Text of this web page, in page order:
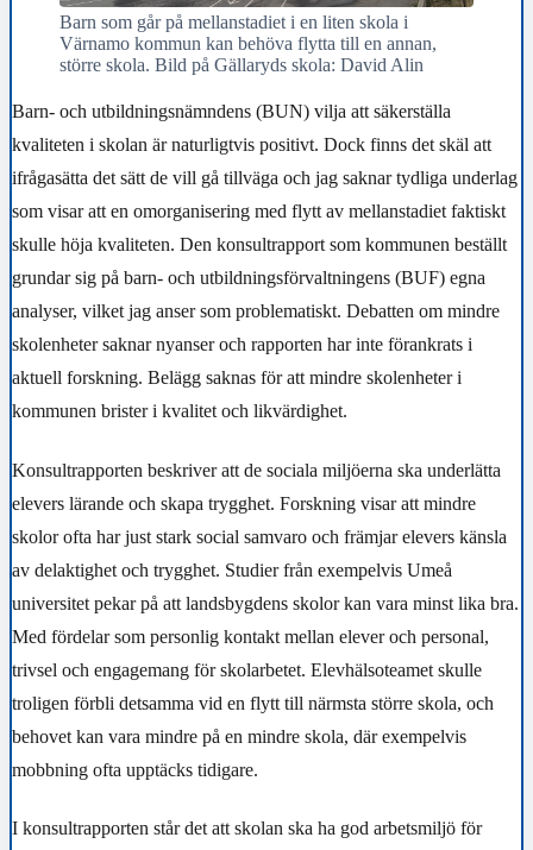
Barn som går på mellanstadiet i en liten skola i
Värnamo kommun kan behöva flytta till en annan,
större skola. Bild på Gällaryds skola: David Alin
Barn- och utbildningsnämndens (BUN) vilja att säkerställa
kvaliteten i skolan är naturligtvis positivt. Dock finns det skäl att
ifrågasätta det sätt de vill gå tillväga och jag saknar tydliga underlag
som visar att en omorganisering med flytt av mellanstadiet faktiskt
skulle höja kvaliteten. Den konsultrapport som kommunen beställt
grundar sig på barn- och utbildningsförvaltningens (BUF) egna
analyser, vilket jag anser som problematiskt. Debatten om mindre
skolenheter saknar nyanser och rapporten har inte förankrats i
aktuell forskning. Belägg saknas för att mindre skolenheter i
kommunen brister i kvalitet och likvärdighet.
Konsultrapporten beskriver att de sociala miljöerna ska underlätta
elevers lärande och skapa trygghet. Forskning visar att mindre
skolor ofta har just stark social samvaro och främjar elevers känsla
av delaktighet och trygghet. Studier från exempelvis Umeå
universitet pekar på att landsbygdens skolor kan vara minst lika bra.
Med fördelar som personlig kontakt mellan elever och personal,
trivsel och engagemang för skolarbetet. Elevhälsoteamet skulle
troligen förbli detsamma vid en flytt till närmsta större skola, och
behovet kan vara mindre på en mindre skola, där exempelvis
mobbning ofta upptäcks tidigare.
I konsultrapporten står det att skolan ska ha god arbetsmiljö för